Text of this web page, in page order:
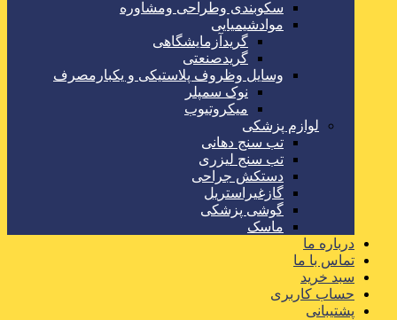
سکوبندی وطراحی ومشاوره
موادشیمیایی
گریدآزمایشگاهی
گریدصنعتی
وسایل وظروف پلاستیکی و یکبارمصرف
نوک سمپلر
میکروتیوب
لوازم پزشکی
تب سنج دهانی
تب سنج لیزری
دستکش جراحی
گازغیراستریل
گوشی پزشکی
ماسک
درباره ما
تماس با ما
سبد خرید
حساب کاربری
پشتیبانی